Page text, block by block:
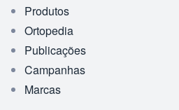
Produtos
Ortopedia
Publicações
Campanhas
Marcas